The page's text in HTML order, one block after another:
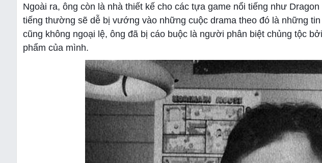
Ngoài ra, ông còn là nhà thiết kế cho các tựa game nổi tiếng như
tiếng thường sẽ dễ bị vướng vào những cuộc drama theo đó là những
cũng không ngoại lệ, ông đã bị cáo buộc là người phân biệt chủng tộc
phẩm của mình.